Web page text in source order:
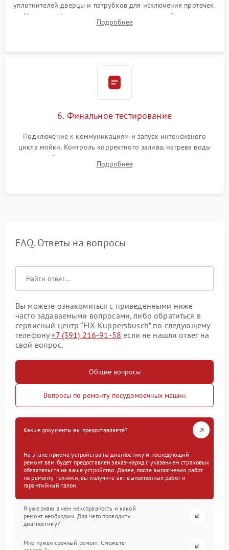
уплотнителей дверцы и патрубков для исключения протечек.
Надежная фиксация хомутов гидравлической системы,
сборка корпуса и установка датчика поплавка.
Подробнее
6. Финальное тестирование
Подключение к коммуникациям и запуск интенсивного
цикла мойки. Контроль корректного залива, нагрева воды
до нужной температуры, отсутствия посторонних шумов,
штатного слива и абсолютной сухости в поддоне.
Подробнее
FAQ. Ответы на вопросы
Вы можете ознакомиться с приведенными ниже
часто задаваемыми вопросами, либо обратиться в
сервисный центр “FIX-Kuppersbusch” по следующему
телефону+7 (391) 216-91-58 если не нашли ответ на
свой вопрос.
Общие вопросы
Вопросы по ремонту посудомоечных машин
Какие документы вы предоставляете?
На этапе приема устройства на диагностику и последующий
ремонт вам будет предоставлен заказ-наряд с указанием страховых
обязательств на ваше устройство. Далее, после выполнения работ
по ремонту техники, вы получите акт выполненных работ и
гарантийный талон.
Я уже знаю в чем неисправность и какой
ремонт необходим. Для чего проводить
диагностику?
Мне нужен срочный ремонт. Сможете